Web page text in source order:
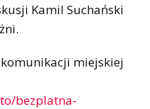
Kamil Suchański
miejskiej
bezplatna-